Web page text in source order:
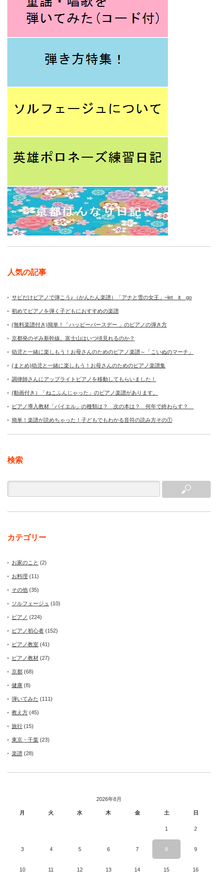
人気の記事
サビだけピアノで弾こう♪（かんたん楽譜）「アナと雪の女王」~let it go
初めてピアノを弾く子どもにおすすめの楽譜
(無料楽譜付き)簡単！「ハッピーバースデー 」のピアノの弾き方
京都発のぞみ新幹線。富士山はいつ頃見れるのか？
幼児と一緒に楽しもう！お母さんのためのピアノ楽譜～「こいぬのマーチ」
(まとめ)幼児と一緒に楽しもう！お母さんのためのピアノ楽譜集
調律師さんにアップライトピアノを移動してもらいました！
(動画付き）「ねこふんじゃった」のピアノ楽譜があります。
ピアノ導入教材「バイエル」の種類は？ 次の本は？ 何年で終わらす？
簡単！楽譜が読めちゃった！子どもでもわかる音符の読み方その①
検索
カテゴリー
お家のこと (2)
お料理 (11)
その他 (35)
ソルフェージュ (10)
ピアノ (224)
ピアノ初心者 (152)
ピアノ教室 (41)
ピアノ教材 (27)
京都 (68)
健康 (8)
弾いてみた (111)
教え方 (45)
旅行 (15)
東京・千葉 (23)
楽譜 (28)
2026年8月
月 火 水 木 金 土 日
1 2
3 4 5 6 7 8 9
10 11 12 13 14 15 16